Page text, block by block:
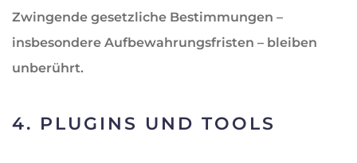
Zwingende gesetzliche Bestimmungen –
insbesondere Aufbewahrungsfristen – bleiben
unberührt.
4. PLUGINS UND TOOLS